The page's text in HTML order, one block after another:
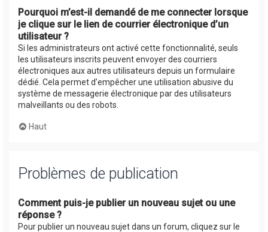
Pourquoi m’est-il demandé de me connecter lorsque
je clique sur le lien de courrier électronique d’un
utilisateur ?
Si les administrateurs ont activé cette fonctionnalité, seuls
les utilisateurs inscrits peuvent envoyer des courriers
électroniques aux autres utilisateurs depuis un formulaire
dédié. Cela permet d’empêcher une utilisation abusive du
système de messagerie électronique par des utilisateurs
malveillants ou des robots.
Haut
Problèmes de publication
Comment puis-je publier un nouveau sujet ou une
réponse ?
Pour publier un nouveau sujet dans un forum, cliquez sur le